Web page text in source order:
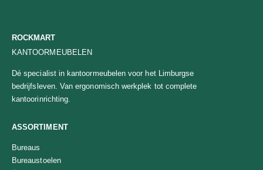
ROCKMART
KANTOORMEUBELEN
Dé specialist in kantoormeubelen voor het Limburgse
bedrijfsleven. Van ergonomisch werkplek tot complete
kantoorinrichting.
ASSORTIMENT
Bureaus
Bureaustoelen